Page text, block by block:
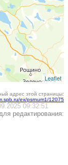
Leaflet
адрес этой страницы:
ex/psrnum1/12075
09:32:51
редактирования: